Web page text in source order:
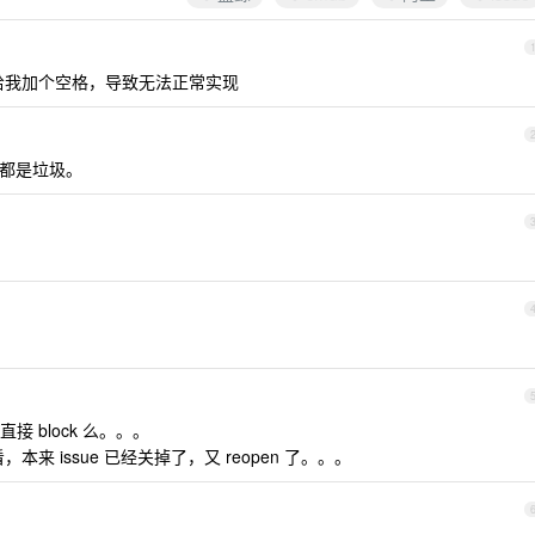
1
加个空格，导致无法正常实现
2
是垃圾。
3
4
5
接 block 么。。。
来 issue 已经关掉了，又 reopen 了。。。
6